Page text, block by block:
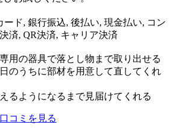
ード, 銀行振込, 後払い, 現金払い, コン
済, QR決済, キャリア決済
用の器具で落とし物まで取り出せる
のうちに部材を用意して直してくれ
るようになるまで見届けてくれる
口コミを見る